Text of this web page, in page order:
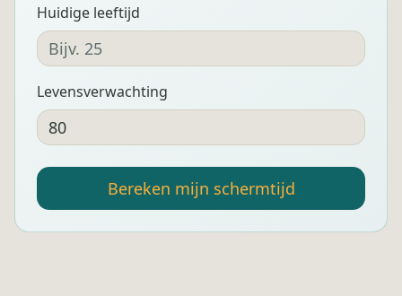
Huidige leeftijd
Levensverwachting
Bereken mijn schermtijd